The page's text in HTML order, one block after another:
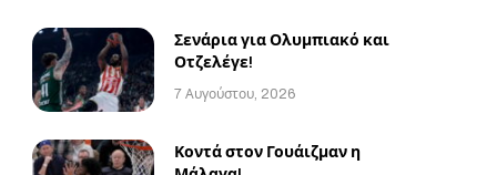
Σενάρια για Ολυμπιακό και
Οτζελέγε!
7 Αυγούστου, 2026
Κοντά στον Γουάιζμαν η